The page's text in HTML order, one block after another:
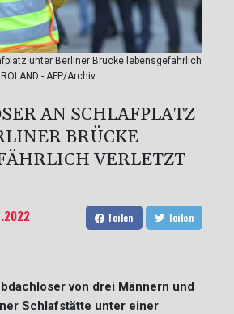
unter Berliner Brücke lebensgefährlich
- AFP/Archiv
AN SCHLAFPLATZ
BRÜCKE
VERLETZT
Teilen Teilen
von drei Männern und
Schlafstätte unter einer